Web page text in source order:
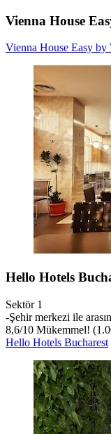
Vienna House
Vienna House Easy
Hello Hotels
Sektör 1
‐Şehir merkezi ile
8,6/10 Mükemmel!
Hello Hotels Bucharest